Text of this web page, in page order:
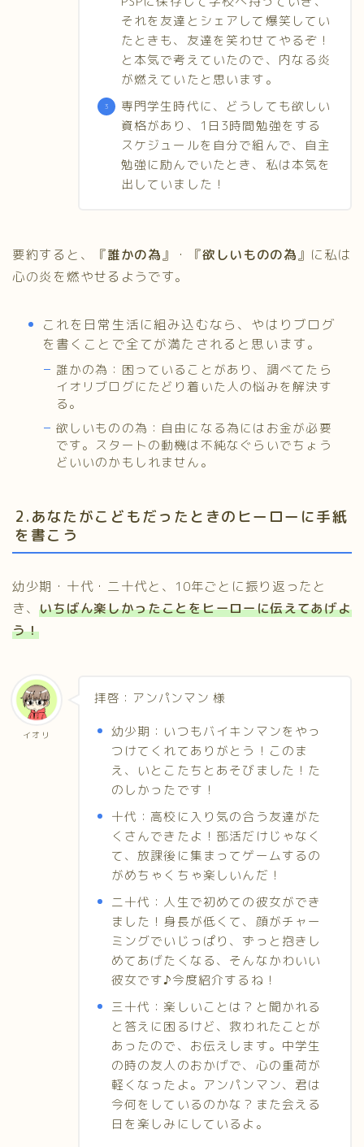
それを友達とシェアして爆笑してい
たときも、友達を笑わせてやるぞ！
と本気で考えていたので、内なる炎
が燃えていたと思います。
専門学生時代に、どうしても欲しい
資格があり、1日3時間勉強をする
スケジュールを自分で組んで、自主
勉強に励んでいたとき、私は本気を
出していました！
要約すると、『誰かの為』・『欲しいものの為』に私は
心の炎を燃やせるようです。
これを日常生活に組み込むなら、やはりブログ
を書くことで全てが満たされると思います。
誰かの為：困っていることがあり、調べてたら
イオリブログにたどり着いた人の悩みを解決す
る。
欲しいものの為：自由になる為にはお金が必要
です。スタートの動機は不純なぐらいでちょう
どいいのかもしれません。
2.あなたがこどもだったときのヒーローに手紙
を書こう
幼少期・十代・二十代と、10年ごとに振り返ったと
き、いちばん楽しかったことをヒーローに伝えてあげよ
う！
イオリ
拝啓：アンパンマン 様
幼少期：いつもバイキンマンをやっ
つけてくれてありがとう！このま
え、いとこたちとあそびました！た
のしかったです！
十代：高校に入り気の合う友達がた
くさんできたよ！部活だけじゃなく
て、放課後に集まってゲームするの
がめちゃくちゃ楽しいんだ！
二十代：人生で初めての彼女ができ
ました！身長が低くて、顔がチャー
ミングでいじっぱり、ずっと抱きし
めてあげたくなる、そんなかわいい
彼女です♪今度紹介するね！
三十代：楽しいことは？と聞かれる
と答えに困るけど、救われたことが
あったので、お伝えします。中学生
の時の友人のおかげで、心の重荷が
軽くなったよ。アンパンマン、君は
今何をしているのかな？また会える
日を楽しみにしているよ。